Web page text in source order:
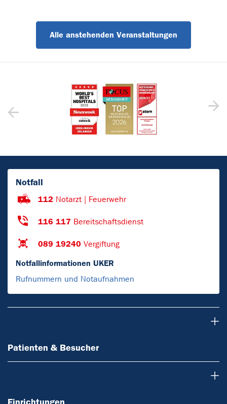
Alle anstehenden Veranstaltungen
Notfall
112 Notarzt | Feuerwehr
116 117 Bereitschaftsdienst
089 19240 Vergiftung
Notfallinformationen UKER
Rufnummern und Notaufnahmen
Patienten & Besucher